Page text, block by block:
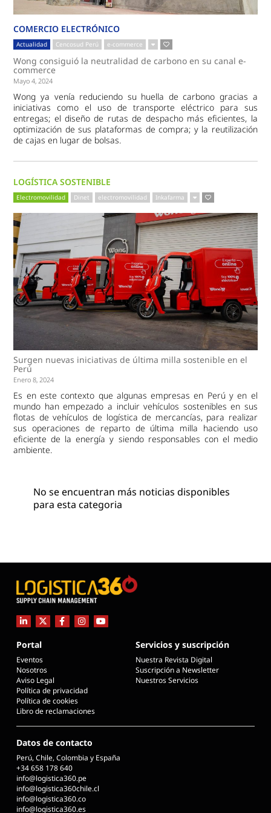
COMERCIO ELECTRÓNICO
Actualidad Cencosud Perú e-commerce
Wong consiguió la neutralidad de carbono en su canal e-
commerce
Mayo 4, 2024
Wong ya venía reduciendo su huella de carbono gracias a
iniciativas como el uso de transporte eléctrico para sus
entregas; el diseño de rutas de despacho más eficientes, la
optimización de sus plataformas de compra; y la reutilización
de cajas en lugar de bolsas.
LOGÍSTICA SOSTENIBLE
Electromovilidad Dinet electromovilidad Inkafarma
Surgen nuevas iniciativas de última milla sostenible en el
Perú
Enero 8, 2024
Es en este contexto que algunas empresas en Perú y en el
mundo han empezado a incluir vehículos sostenibles en sus
flotas de vehículos de logística de mercancías, para realizar
sus operaciones de reparto de última milla haciendo uso
eficiente de la energía y siendo responsables con el medio
ambiente.
No se encuentran más noticias disponibles
para esta categoria
Portal
Eventos
Nosotros
Aviso Legal
Política de privacidad
Política de cookies
Libro de reclamaciones
Servicios y suscripción
Nuestra Revista Digital
Suscripción a Newsletter
Nuestros Servicios
Datos de contacto
Perú, Chile, Colombia y España
+34 658 178 640
info@logistica360.pe
info@logistica360chile.cl
info@logistica360.co
info@logistica360.es